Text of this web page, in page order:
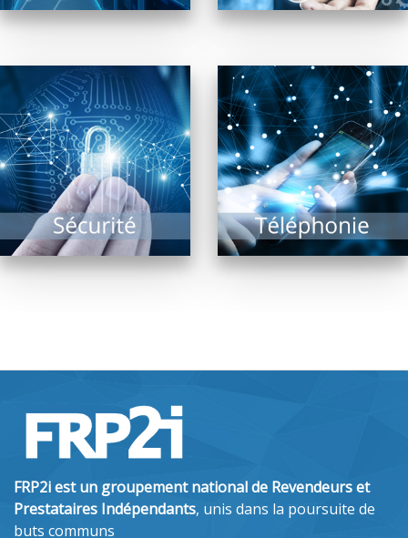
EN SAVOIR PLUS
Etudier la fiabilité du
système d’informations
d’une entreprise,
assurer sa sécurité
d’accès sont les
missions des...
EN SAVOIR PLUS
La téléphonie est en
révolution depuis
quelques années et les
améliorations
majeures sont à venir
!...
EN SAVOIR PLUS
FRP2i est un groupement national de Revendeurs et
Prestataires Indépendants, unis dans la poursuite de
buts communs